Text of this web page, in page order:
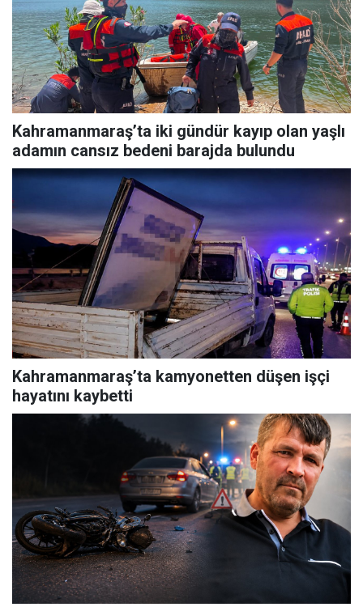
Kahramanmaraş’ta iki gündür kayıp olan yaşlı
adamın cansız bedeni barajda bulundu
Kahramanmaraş’ta kamyonetten düşen işçi
hayatını kaybetti